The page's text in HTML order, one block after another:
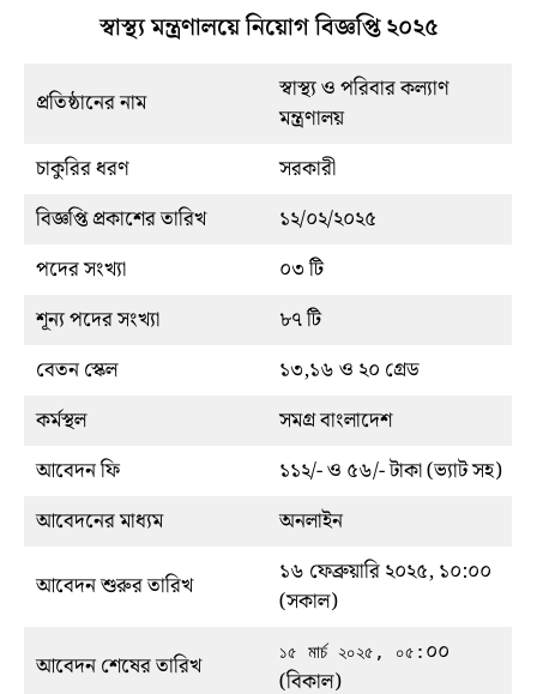
স্বাস্থ্য মন্ত্রণালয়ে নিয়োগ বিজ্ঞপ্তি ২০২৫
প্রতিষ্ঠানের নাম
স্বাস্থ্য ও পরিবার কল্যাণ
মন্ত্রণালয়
চাকুরির ধরণ
সরকারী
বিজ্ঞপ্তি প্রকাশের তারিখ
১২/০২/২০২৫
পদের সংখ্যা
০৩ টি
শূন্য পদের সংখ্যা
৮৭ টি
বেতন স্কেল
১৩,১৬ ও ২০ গ্রেড
কর্মস্থল
সমগ্র বাংলাদেশ
আবেদন ফি
১১২/- ও ৫৬/- টাকা (ভ্যাট সহ)
আবেদনের মাধ্যম
অনলাইন
আবেদন শুরুর তারিখ
১৬ ফেব্রুয়ারি ২০২৫, ১০:০০
(সকাল)
আবেদন শেষের তারিখ
১৫ মার্চ ২০২৫, ০৫: ০০
(বিকাল)